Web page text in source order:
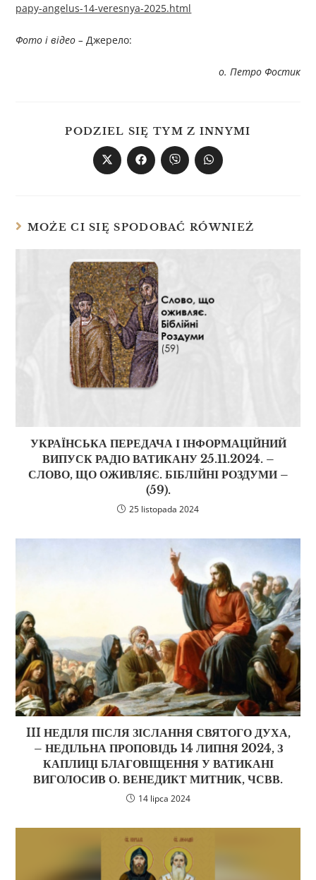
papy-angelus-14-veresnya-2025.html
Фото і відео – Джерелo:
о. Петро Фостик
PODZIEL SIĘ TYM Z INNYMI
MOŻE CI SIĘ SPODOBAĆ RÓWNIEŻ
УКРАЇНСЬКА ПЕРЕДАЧА І ІНФОРМАЦІЙНИЙ
ВИПУСК РАДІО ВАТИКАНУ 25.11.2024. –
СЛОВО, ЩО ОЖИВЛЯЄ. БІБЛІЙНІ РОЗДУМИ –
(59).
25 listopada 2024
III НЕДІЛЯ ПІСЛЯ ЗІСЛАННЯ СВЯТОГО ДУХА,
– НЕДІЛЬНА ПРОПОВІДЬ 14 ЛИПНЯ 2024, З
КАПЛИЦІ БЛАГОВІЩЕННЯ У ВАТИКАНІ
ВИГОЛОСИВ О. ВЕНЕДИКТ МИТНИК, ЧСВВ.
14 lipca 2024